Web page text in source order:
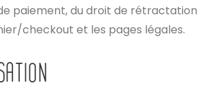
paiement, du droit de
checkout et les pages légales.